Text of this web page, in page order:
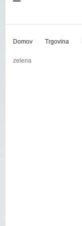
Domov Trgovina
zelena